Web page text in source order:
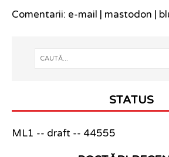
Comentarii: e-mail | mastodon |
STATUS
ML1 -- draft -- 44555